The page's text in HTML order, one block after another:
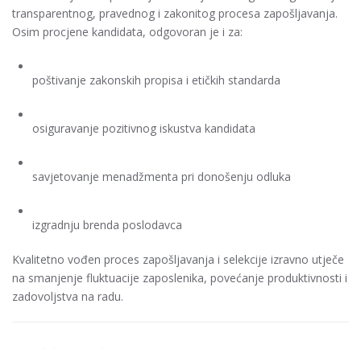
transparentnog, pravednog i zakonitog procesa zapošljavanja.
Osim procjene kandidata, odgovoran je i za:
poštivanje zakonskih propisa i etičkih standarda
osiguravanje pozitivnog iskustva kandidata
savjetovanje menadžmenta pri donošenju odluka
izgradnju brenda poslodavca
Kvalitetno vođen proces zapošljavanja i selekcije izravno utječe
na smanjenje fluktuacije zaposlenika, povećanje produktivnosti i
zadovoljstva na radu.